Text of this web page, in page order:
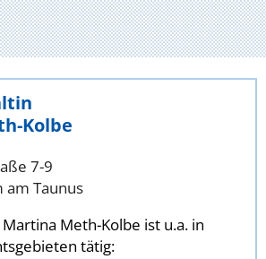
Kolbe
7-9
Taunus
Meth-Kolbe ist u.a. in
tätig: